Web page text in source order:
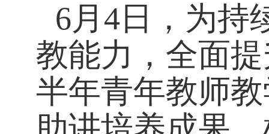
6月4日，为持
教能力，全面
半年青年教师